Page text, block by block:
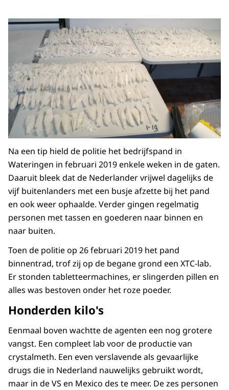
Na een tip hield de politie het bedrijfspand in
Wateringen in februari 2019 enkele weken in de gaten.
Daaruit bleek dat de Nederlander vrijwel dagelijks de
vijf buitenlanders met een busje afzette bij het pand
en ook weer ophaalde. Verder gingen regelmatig
personen met tassen en goederen naar binnen en
naar buiten.
Toen de politie op 26 februari 2019 het pand
binnentrad, trof zij op de begane grond een XTC-lab.
Er stonden tabletteermachines, er slingerden pillen en
alles was bestoven onder het roze poeder.
Honderden kilo's
Eenmaal boven wachtte de agenten een nog grotere
vangst. Een compleet lab voor de productie van
crystalmeth. Een even verslavende als gevaarlijke
drugs die in Nederland nauwelijks gebruikt wordt,
maar in de VS en Mexico des te meer. De zes personen